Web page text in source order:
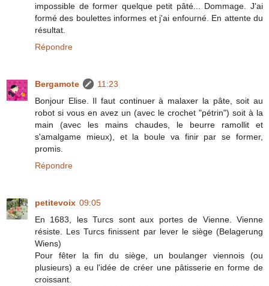
impossible de former quelque petit pâté... Dommage. J'ai
formé des boulettes informes et j'ai enfourné. En attente du
résultat.
Répondre
Bergamote
11:23
Bonjour Elise. Il faut continuer à malaxer la pâte, soit au
robot si vous en avez un (avec le crochet "pétrin") soit à la
main (avec les mains chaudes, le beurre ramollit et
s'amalgame mieux), et la boule va finir par se former,
promis.
Répondre
petitevoix 09:05
En 1683, les Turcs sont aux portes de Vienne. Vienne
résiste. Les Turcs finissent par lever le siège (Belagerung
Wiens)
Pour fêter la fin du siège, un boulanger viennois (ou
plusieurs) a eu l'idée de créer une pâtisserie en forme de
croissant.